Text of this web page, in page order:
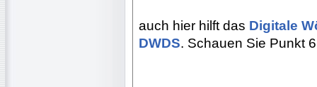
auch hier hilft das Digitale
DWDS. Schauen Sie Punkt